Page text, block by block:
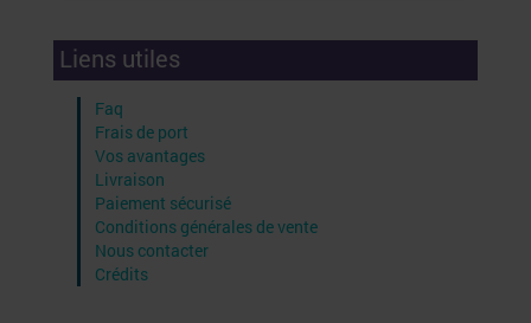
Liens utiles
Faq
Frais de port
Vos avantages
Livraison
Paiement sécurisé
Conditions générales de vente
Nous contacter
Crédits